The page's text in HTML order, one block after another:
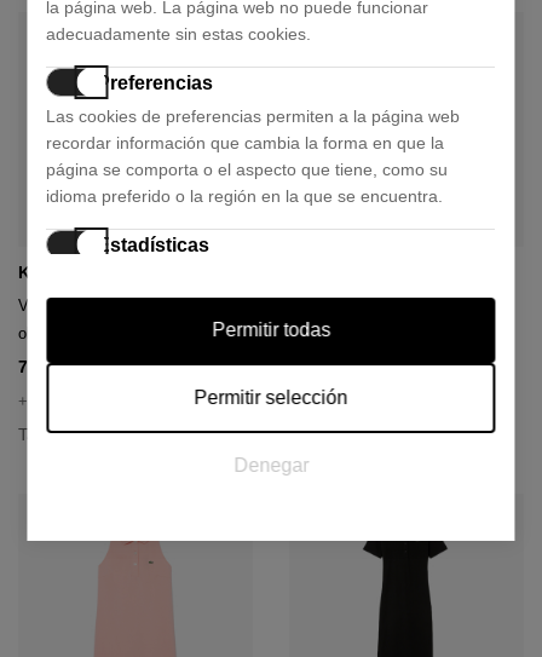
Karl Lagerfeld Jeans
Vestido de canalé con espalda
olímpica
74,25 € 99,00 € - 25%
+ 1 color
Talla:XS S M L
canalé de algodón
105,00 € 150,00 € - 30%
Talla:XS
la página web. La página web no puede funcionar
adecuadamente sin estas cookies.
Preferencias
Las cookies de preferencias permiten a la página web
recordar información que cambia la forma en que la
página se comporta o el aspecto que tiene, como su
idioma preferido o la región en la que se encuentra.
Estadísticas
páginas web a comprender cómo interactúan los
visitantes con las páginas web reuniendo y
proporcionando información de forma anónima.
visitantes en las páginas web. La intención es mostrar
anunciantes externos.
Permitir todas
Permitir selección
Denegar